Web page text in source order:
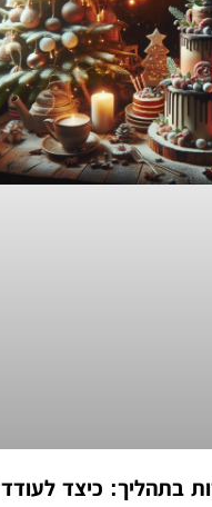
בתהליך: כיצד לעודד